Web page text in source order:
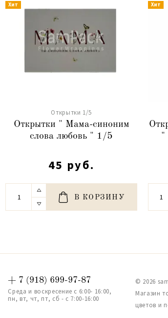
Хит
Открытки 1/5
Открытки " Мама-синоним
слова любовь " 1/5
45 руб.
В КОРЗИНУ
Хит
"
+ 7 (918) 699-97-87
Среда и воскресение с 6:00- 16:00,
пн, вт, чт, пт, сб - с 7:00-16:00
© 2026
Магазин
цветов и